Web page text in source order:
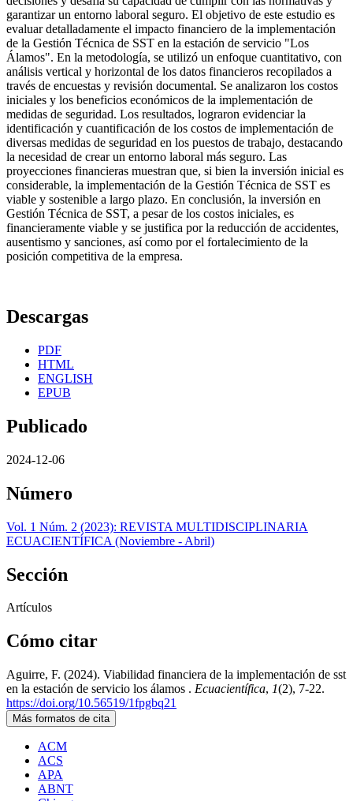
garantizar un entorno laboral seguro. El objetivo de este estudio es
evaluar detalladamente el impacto financiero de la implementación
de la Gestión Técnica de SST en la estación de servicio "Los
Álamos". En la metodología, se utilizó un enfoque cuantitativo, con
análisis vertical y horizontal de los datos financieros recopilados a
través de encuestas y revisión documental. Se analizaron los costos
iniciales y los beneficios económicos de la implementación de
medidas de seguridad. Los resultados, lograron evidenciar la
identificación y cuantificación de los costos de implementación de
diversas medidas de seguridad en los puestos de trabajo, destacando
la necesidad de crear un entorno laboral más seguro. Las
proyecciones financieras muestran que, si bien la inversión inicial es
considerable, la implementación de la Gestión Técnica de SST es
viable y sostenible a largo plazo. En conclusión, la inversión en
Gestión Técnica de SST, a pesar de los costos iniciales, es
financieramente viable y se justifica por la reducción de accidentes,
ausentismo y sanciones, así como por el fortalecimiento de la
posición competitiva de la empresa.
Descargas
PDF
HTML
ENGLISH
EPUB
Publicado
2024-12-06
Número
Vol. 1 Núm. 2 (2023): REVISTA MULTIDISCIPLINARIA
ECUACIENTÍFICA (Noviembre - Abril)
Sección
Artículos
Cómo citar
Aguirre, F. (2024). Viabilidad financiera de la implementación de sst
en la estación de servicio los álamos . Ecuacientífica, 1(2), 7-22.
https://doi.org/10.56519/1fpgbq21
Más formatos de cita
ACM
ACS
APA
ABNT